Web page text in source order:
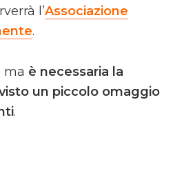
l’Associazione
.
ma è necessaria la
un piccolo omaggio
.